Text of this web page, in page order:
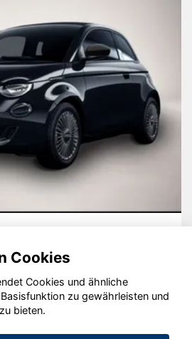
GmbH 2020 - 2026
Cookies
Cookies und ähnliche
zu gewährleisten und
bieten.